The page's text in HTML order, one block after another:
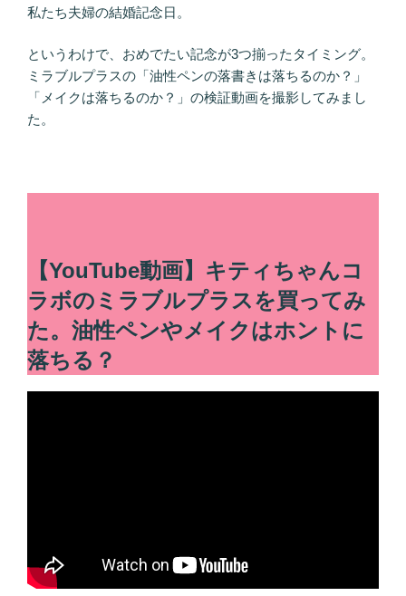
私たち夫婦の結婚記念日。
というわけで、おめでたい記念が3つ揃ったタイミング。
ミラブルプラスの「油性ペンの落書きは落ちるのか？」
「メイクは落ちるのか？」の検証動画を撮影してみまし
た。
【YouTube動画】キティちゃんコ
ラボのミラブルプラスを買ってみ
た。油性ペンやメイクはホントに
落ちる？